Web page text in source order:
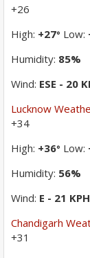
+26
High: +27° Low:
Humidity: 85%
Wind: ESE - 20
Lucknow
+34
High: +36° Low:
Humidity: 56%
Wind: E - 21 KPH
Chandigarh
+31